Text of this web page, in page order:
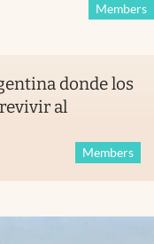
Members
donde los
al
Members